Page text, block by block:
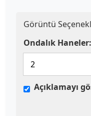
Görüntü
Ondalık Haneler:
Açıklamayı